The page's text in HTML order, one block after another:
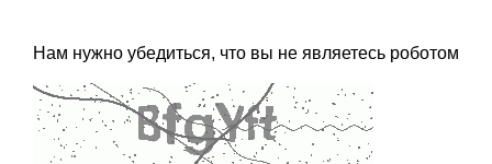
Нам нужно убедиться, что вы не являетесь роботом